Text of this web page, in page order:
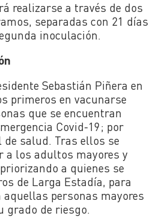
realizarse a través de dos
separadas con 21 días
inoculación.
Sebastián Piñera en
primeros en vacunarse
que se encuentran
Covid-19; por
de salud. Tras ellos se
a los adultos mayores y
a quienes se
de Larga Estadía, para
personas mayores
grado de riesgo.